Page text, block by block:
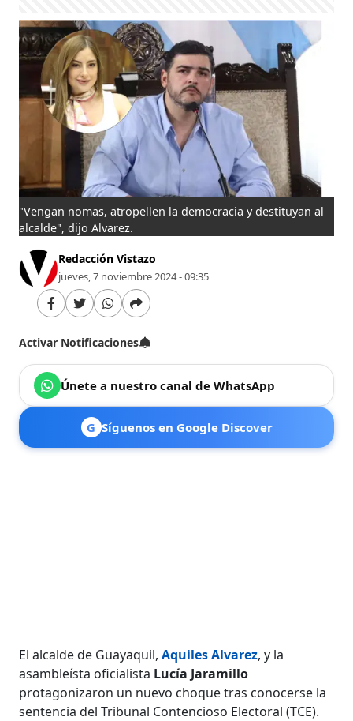
"Vengan nomas, atropellen la democracia y destituyan al
alcalde", dijo Alvarez.
Redacción Vistazo
jueves, 7 noviembre 2024 - 09:35
Activar Notificaciones
Únete a nuestro canal de WhatsApp
G Síguenos en Google Discover
El alcalde de Guayaquil,Aquiles Alvarez, y la
asambleísta oficialista Lucía Jaramillo
protagonizaron un nuevo choque tras conocerse la
sentencia del Tribunal Contencioso Electoral (TCE).